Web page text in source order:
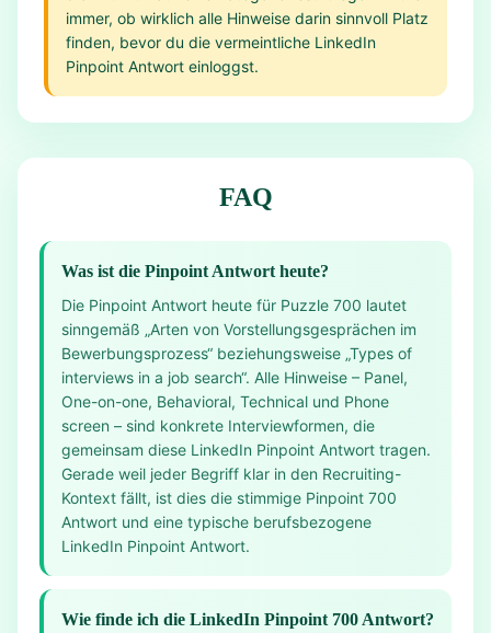
immer, ob wirklich alle Hinweise darin sinnvoll Platz
finden, bevor du die vermeintliche LinkedIn
Pinpoint Antwort einloggst.
FAQ
Was ist die Pinpoint Antwort heute?
Die Pinpoint Antwort heute für Puzzle 700 lautet
sinngemäß „Arten von Vorstellungsgesprächen im
Bewerbungsprozess“ beziehungsweise „Types of
interviews in a job search“. Alle Hinweise – Panel,
One-on-one, Behavioral, Technical und Phone
screen – sind konkrete Interviewformen, die
gemeinsam diese LinkedIn Pinpoint Antwort tragen.
Gerade weil jeder Begriff klar in den Recruiting-
Kontext fällt, ist dies die stimmige Pinpoint 700
Antwort und eine typische berufsbezogene
LinkedIn Pinpoint Antwort.
Wie finde ich die LinkedIn Pinpoint 700 Antwort?